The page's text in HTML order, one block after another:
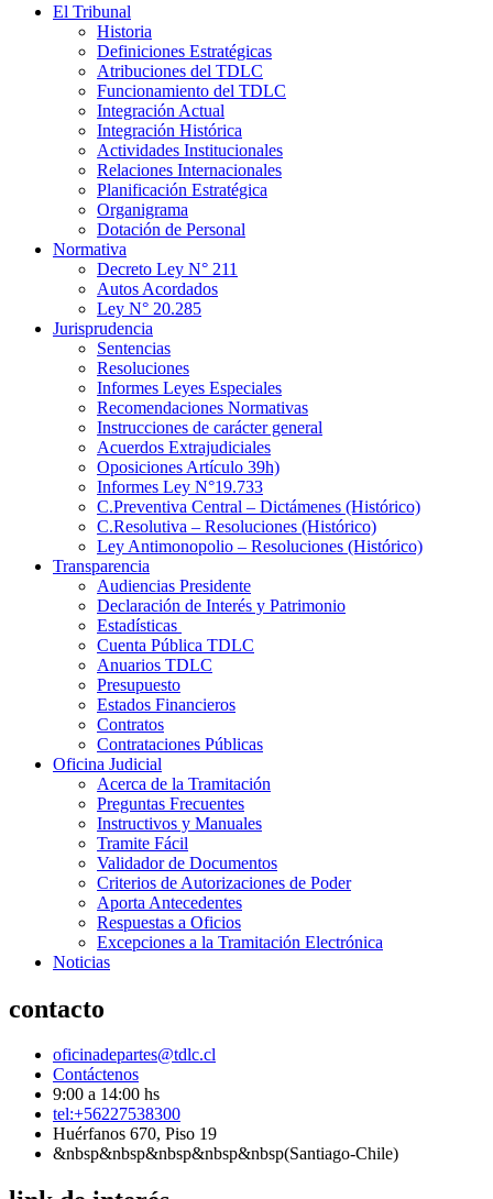
El Tribunal
Historia
Definiciones Estratégicas
Atribuciones del TDLC
Funcionamiento del TDLC
Integración Actual
Integración Histórica
Actividades Institucionales
Relaciones Internacionales
Planificación Estratégica
Organigrama
Dotación de Personal
Normativa
Decreto Ley N° 211
Autos Acordados
Ley N° 20.285
Jurisprudencia
Sentencias
Resoluciones
Informes Leyes Especiales
Recomendaciones Normativas
Instrucciones de carácter general
Acuerdos Extrajudiciales
Oposiciones Artículo 39h)
Informes Ley N°19.733
C.Preventiva Central – Dictámenes (Histórico)
C.Resolutiva – Resoluciones (Histórico)
Ley Antimonopolio – Resoluciones (Histórico)
Transparencia
Audiencias Presidente
Declaración de Interés y Patrimonio
Estadísticas
Cuenta Pública TDLC
Anuarios TDLC
Presupuesto
Estados Financieros
Contratos
Contrataciones Públicas
Oficina Judicial
Acerca de la Tramitación
Preguntas Frecuentes
Instructivos y Manuales
Tramite Fácil
Validador de Documentos
Criterios de Autorizaciones de Poder
Aporta Antecedentes
Respuestas a Oficios
Excepciones a la Tramitación Electrónica
Noticias
contacto
oficinadepartes@tdlc.cl
Contáctenos
9:00 a 14:00 hs
tel:+56227538300
Huérfanos 670, Piso 19
&nbsp&nbsp&nbsp&nbsp&nbsp(Santiago-Chile)